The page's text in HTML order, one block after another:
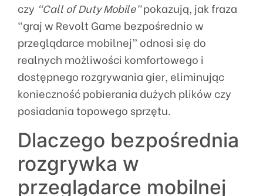
czy “Call of Duty Mobile”pokazują, jak fraza
“graj w Revolt Game bezpośrednio w
przeglądarce mobilnej” odnosi się do
realnych możliwości komfortowego i
dostępnego rozgrywania gier, eliminując
konieczność pobierania dużych plików czy
posiadania topowego sprzętu.
Dlaczego bezpośrednia
rozgrywka w
przeglądarce mobilnej